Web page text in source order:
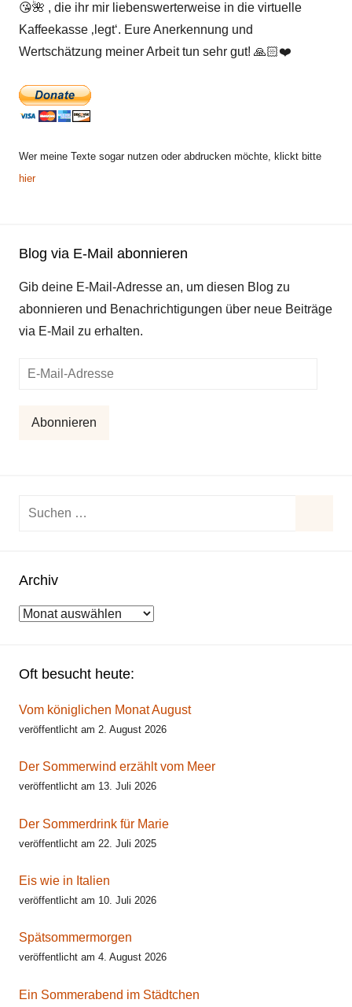
😘🌺 , die ihr mir liebenswerterweise in die virtuelle
Kaffeekasse ‚legt‘. Eure Anerkennung und
Wertschätzung meiner Arbeit tun sehr gut! 🙏🏻❤️
Wer meine Texte sogar nutzen oder abdrucken möchte, klickt bitte
hier
Blog via E-Mail abonnieren
Gib deine E-Mail-Adresse an, um diesen Blog zu
abonnieren und Benachrichtigungen über neue Beiträge
via E-Mail zu erhalten.
E-
Abonnieren
Suchen
Archiv
Archiv
Oft besucht heute:
Vom königlichen Monat August
veröffentlicht am 2. August 2026
Der Sommerwind erzählt vom Meer
veröffentlicht am 13. Juli 2026
Der Sommerdrink für Marie
veröffentlicht am 22. Juli 2025
Eis wie in Italien
veröffentlicht am 10. Juli 2026
Spätsommermorgen
veröffentlicht am 4. August 2026
Ein Sommerabend im Städtchen